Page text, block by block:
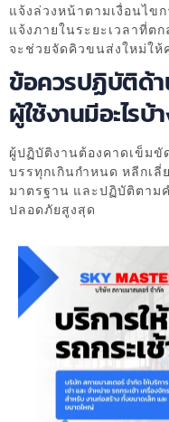
แจ้งล่วงหน้าตามเงื่อนไข
แจ้งภายในระยะเวลาที่ต
จะช่วยจัดคิวขนส่งใหม่ให้
ข้อควรปฏิบัติด้
ผู้ใช้งานมีอะไรบ้
ผู้ปฏิบัติงานต้องคาดเข็ม
บรรทุกเกินกำหนด หลีกเ
มาตรฐาน และปฏิบัติตาม
ปลอดภัยสูงสุด